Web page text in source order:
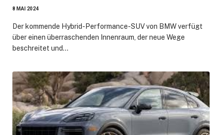
8 MAI 2024
Der kommende Hybrid-Performance-SUV von BMW verfügt
über einen überraschenden Innenraum, der neue Wege
beschreitet und…